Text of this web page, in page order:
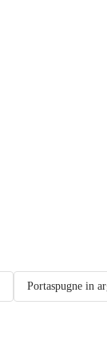
Portaspugne in